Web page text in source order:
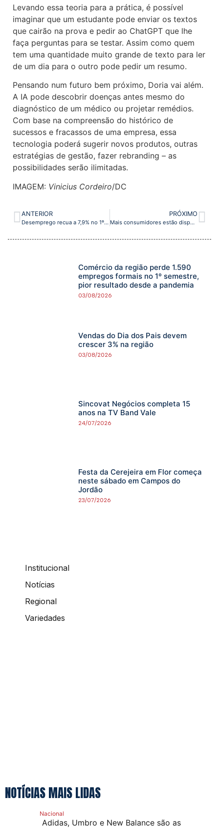
Levando essa teoria para a prática, é possível
imaginar que um estudante pode enviar os textos
que cairão na prova e pedir ao ChatGPT que lhe
faça perguntas para se testar. Assim como quem
tem uma quantidade muito grande de texto para ler
de um dia para o outro pode pedir um resumo.
Pensando num futuro bem próximo, Doria vai além.
A IA pode descobrir doenças antes mesmo do
diagnóstico de um médico ou projetar remédios.
Com base na compreensão do histórico de
sucessos e fracassos de uma empresa, essa
tecnologia poderá sugerir novos produtos, outras
estratégias de gestão, fazer rebranding – as
possibilidades serão ilimitadas.
IMAGEM: Vinicius Cordeiro/DC
ANTERIOR
Desemprego recua a 7,9% no 1º tri, menor taxa para o período em 10 anos
PRÓXIMO
Mais consumidores estão dispostos a pagar o preço da sustentabilidade
Comércio da região perde 1.590
empregos formais no 1º semestre,
pior resultado desde a pandemia
03/08/2026
Vendas do Dia dos Pais devem
crescer 3% na região
03/08/2026
Sincovat Negócios completa 15
anos na TV Band Vale
24/07/2026
Festa da Cerejeira em Flor começa
neste sábado em Campos do
Jordão
23/07/2026
Institucional
Notícias
Regional
Variedades
NOTÍCIAS MAIS LIDAS
Nacional
Adidas, Umbro e New Balance são as